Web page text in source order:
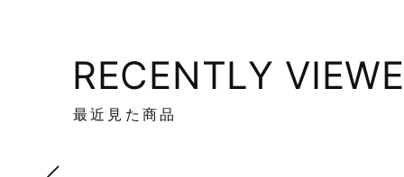
RECENTLY
最近見た商品